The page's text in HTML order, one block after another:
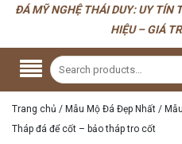
ĐÁ MỸ NGHỆ THÁI DUY: UY TÍN
HIỆU – GIÁ
Trang chủ / Mẫu Mộ Đá Đẹp Nhất /
Tháp đá để cốt – bảo tháp tro cốt